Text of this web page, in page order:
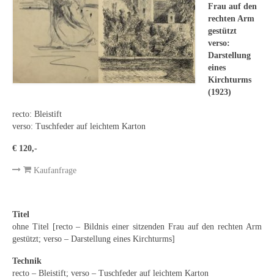
Ludwig Martin Wilberg
Weitere Künstler nach 1945
Kunst 1900-1945
Ernst Geitlinger
Wilhelm von Hillern-Flinsch
Paul Segieth
Frau auf den
rechten Arm
gestützt
verso:
Darstellung
eines
Kirchturms
(1923)
recto: Bleistift
verso: Tuschfeder auf leichtem Karton
€ 120,-
Kaufanfrage
Titel
ohne Titel [recto – Bildnis einer sitzenden Frau auf den rechten Arm
gestützt; verso – Darstellung eines Kirchturms]
Technik
recto – Bleistift; verso – Tuschfeder auf leichtem Karton